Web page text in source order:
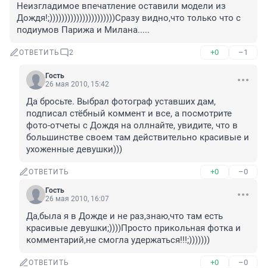
Неизгладимое впечатление оставили модели из
Дождя!;))))))))))))))))))))))Сразу видно,что только что с
подиумов Парижа и Милана.....
ОТВЕТИТЬ 2 +0 –1
Гость
26 мая 2010, 15:42
Да бросьте. Выбрал фотограф уставших дам,
подписал стёбный коммент и все, а посмотрите
фото-отчеты с Дождя на оллнайте, увидите, что в
большинстве своем там действительно красивые и
ухоженные девушки)))
ОТВЕТИТЬ +0 –0
Гость
26 мая 2010, 16:07
Да,была я в Дожде и не раз,знаю,что там есть
красивые девушки;))))Просто прикольная фотка и
комментарий,не смогла удержаться!!!;)))))))
ОТВЕТИТЬ +0 –0